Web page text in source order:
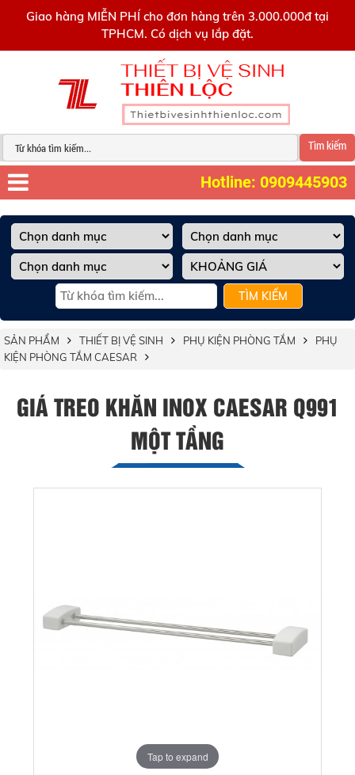
Giao hàng MIỄN PHÍ cho đơn hàng trên 3.000.000đ tại
TPHCM. Có dịch vụ lắp đặt.
Tìm kiếm
Hotline: 0909445903
TÌM KIẾM
SẢN PHẨM THIẾT BỊ VỆ SINH PHỤ KIỆN PHÒNG TẮM
PHỤ
KIỆN PHÒNG TẮM CAESAR
GIÁ TREO KHĂN INOX CAESAR Q991
MỘT TẦNG
Tap to expand
0909445903